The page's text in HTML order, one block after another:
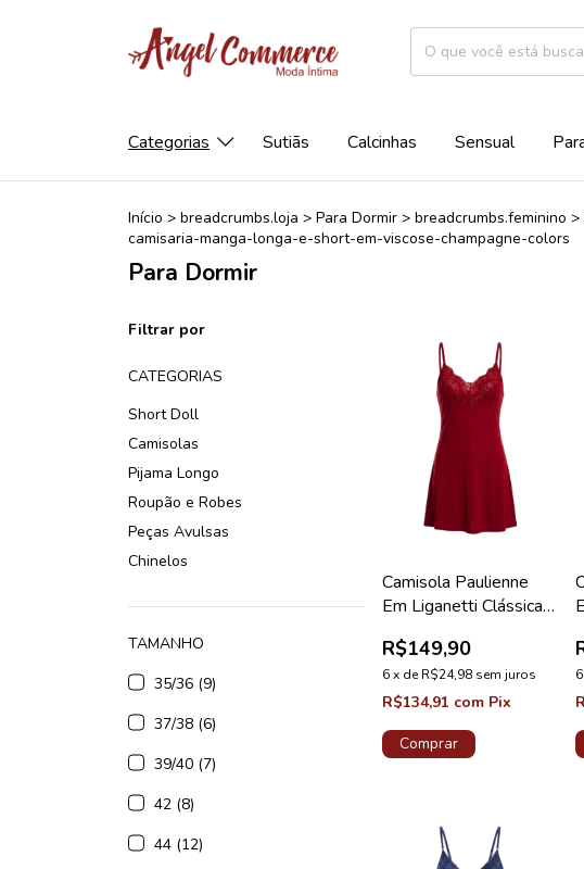
Categorias Sutiãs Calcinhas Sensual
Início > breadcrumbs.loja > Para Dormir > breadcrumbs.feminino >
camisaria-manga-longa-e-short-em-viscose-champagne-colors
Para Dormir
Filtrar por
CATEGORIAS
Short Doll
Camisolas
Pijama Longo
Roupão e Robes
Peças Avulsas
Chinelos
TAMANHO
35/36 (9)
37/38 (6)
39/40 (7)
42 (8)
44 (12)
Camisola Paulienne
Em Liganetti Clássica
R$149,90
6 x deR$24,98 sem juros
R$134,91 com Pix
Comprar
6